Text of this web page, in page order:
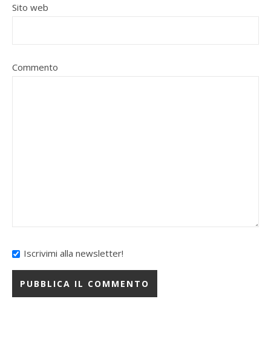
Sito web
Commento
Iscrivimi alla newsletter!